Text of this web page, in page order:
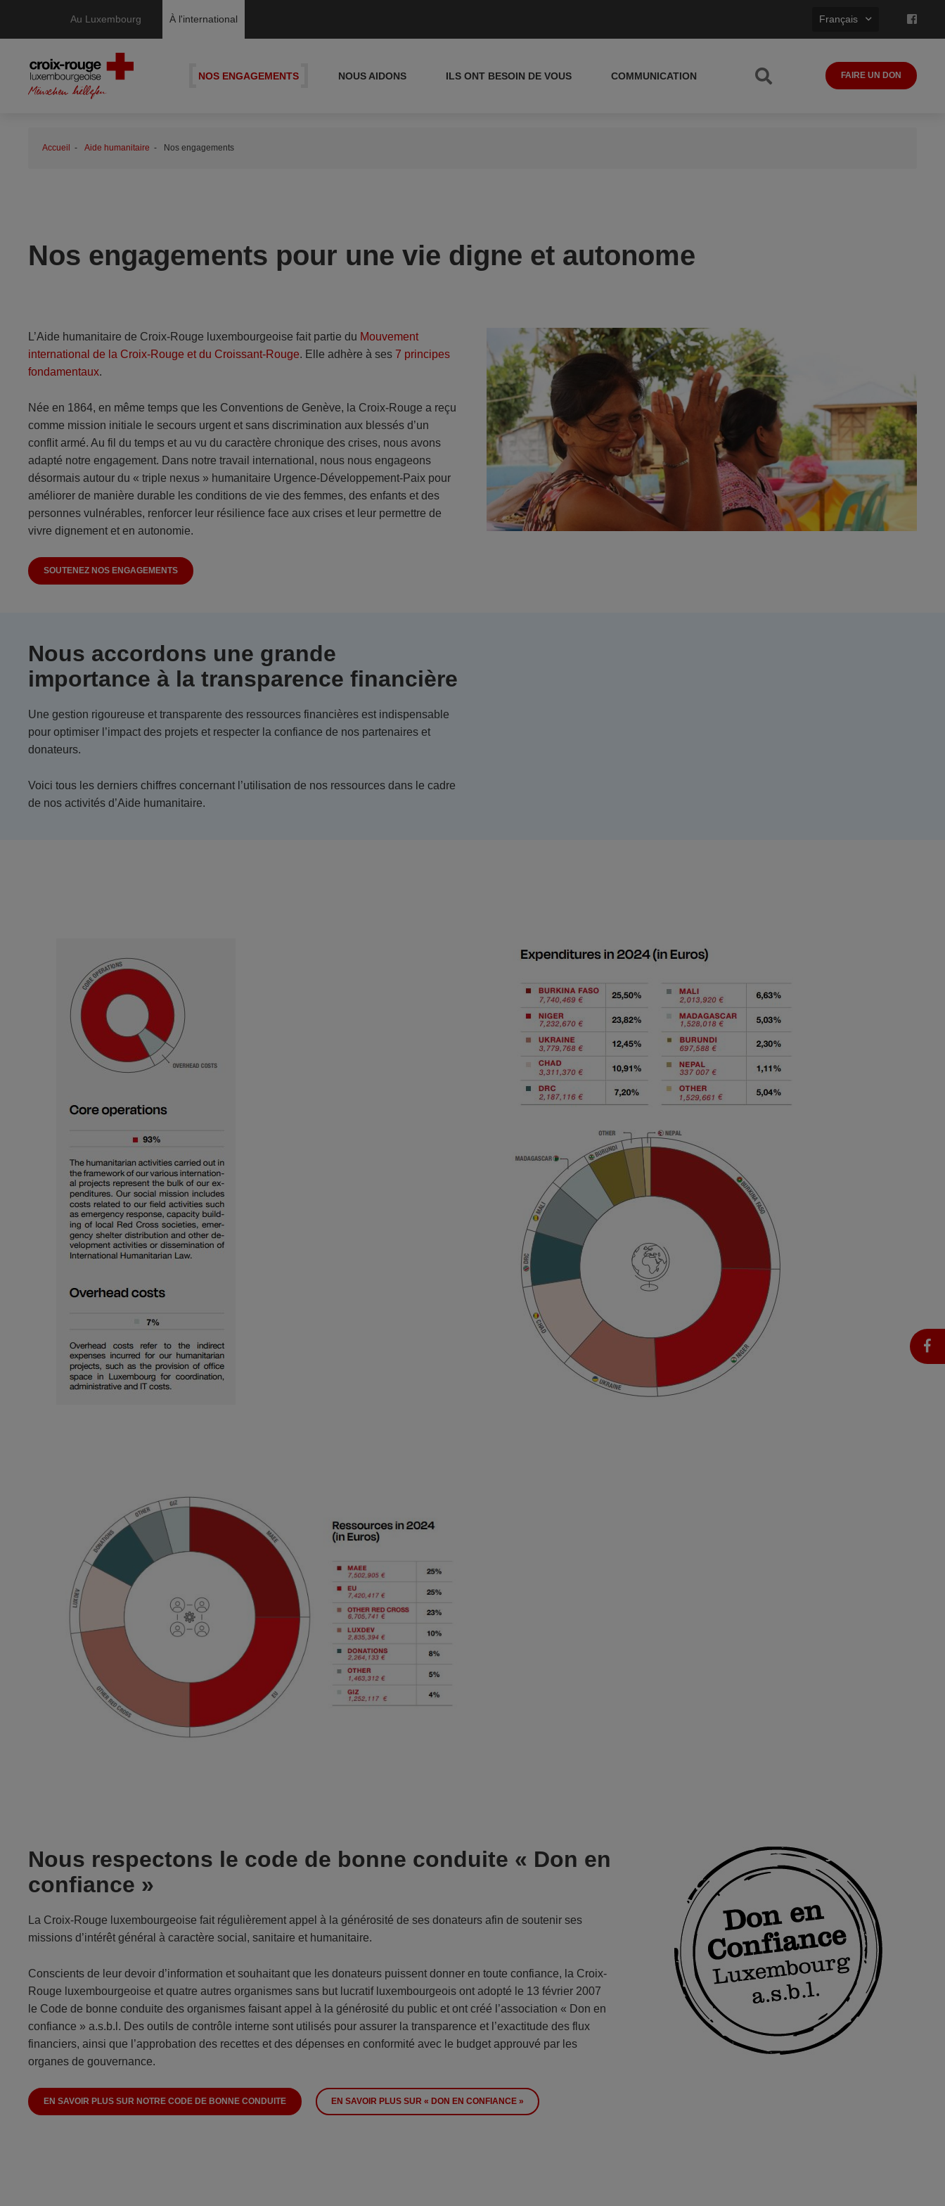
Au Luxembourg À l'international Français
NOS ENGAGEMENTS NOUS AIDONS ILS ONT BESOIN DE VOUS COMMUNICATION FAIRE UN DON
Accueil Aide humanitaire Nos engagements
Nos engagements pour une vie digne et autonome
L’Aide humanitaire de Croix-Rouge luxembourgeoise fait partie du Mouvement
international de la Croix-Rouge et du Croissant-Rouge. Elle adhère à ses 7 principes
fondamentaux.
Née en 1864, en même temps que les Conventions de Genève, la Croix-Rouge a reçu
comme mission initiale le secours urgent et sans discrimination aux blessés d’un
conflit armé. Au fil du temps et au vu du caractère chronique des crises, nous avons
adapté notre engagement. Dans notre travail international, nous nous engageons
désormais autour du « triple nexus » humanitaire Urgence-Développement-Paix pour
améliorer de manière durable les conditions de vie des femmes, des enfants et des
personnes vulnérables, renforcer leur résilience face aux crises et leur permettre de
vivre dignement et en autonomie.
SOUTENEZ NOS ENGAGEMENTS
Nous accordons une grande
importance à la transparence financière
Une gestion rigoureuse et transparente des ressources financières est indispensable
pour optimiser l’impact des projets et respecter la confiance de nos partenaires et
donateurs.
Voici tous les derniers chiffres concernant l’utilisation de nos ressources dans le cadre
de nos activités d’Aide humanitaire.
Nous respectons le code de bonne conduite « Don en
confiance »
La Croix-Rouge luxembourgeoise fait régulièrement appel à la générosité de ses donateurs afin de soutenir ses
missions d’intérêt général à caractère social, sanitaire et humanitaire.
Conscients de leur devoir d’information et souhaitant que les donateurs puissent donner en toute confiance, la Croix-
Rouge luxembourgeoise et quatre autres organismes sans but lucratif luxembourgeois ont adopté le 13 février 2007
le Code de bonne conduite des organismes faisant appel à la générosité du public et ont créé l’association « Don en
confiance » a.s.b.l. Des outils de contrôle interne sont utilisés pour assurer la transparence et l’exactitude des flux
financiers, ainsi que l’approbation des recettes et des dépenses en conformité avec le budget approuvé par les
organes de gouvernance.
EN SAVOIR PLUS SUR NOTRE CODE DE BONNE CONDUITE EN SAVOIR PLUS SUR « DON EN CONFIANCE »